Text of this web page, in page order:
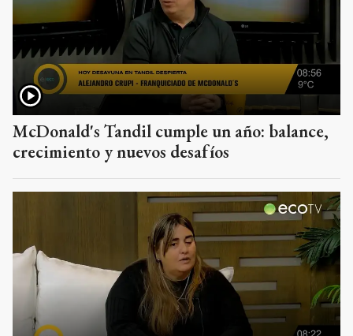
McDonald's Tandil cumple un año: balance,
crecimiento y nuevos desafíos